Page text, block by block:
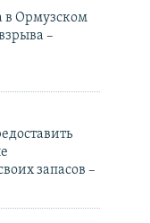
в Ормузском
–
запасов –